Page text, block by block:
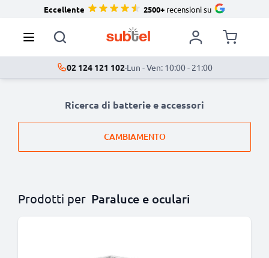
Eccellente 2500+recensioni su
02 124 121 102·Lun - Ven: 10:00 - 21:00
Ricerca di batterie e accessori
CAMBIAMENTO
Prodotti per Paraluce e oculari